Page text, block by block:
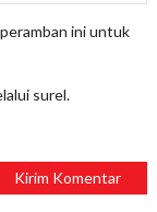
ini untuk
surel.